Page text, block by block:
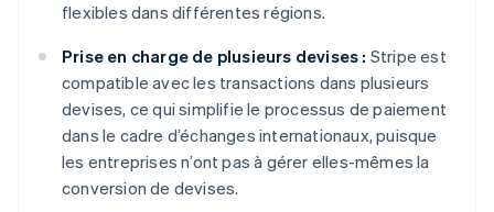
flexibles dans différentes régions.
Prise en charge de plusieurs devises : Stripe est
compatible avec les transactions dans plusieurs
devises, ce qui simplifie le processus de paiement
dans le cadre d’échanges internationaux, puisque
les entreprises n’ont pas à gérer elles-mêmes la
conversion de devises.